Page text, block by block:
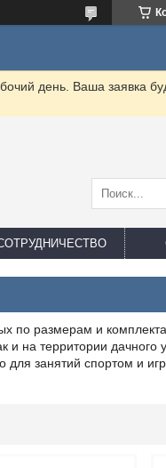
день. Ваша заявка
по размерам и
и на территории дачного
занятий спортом и игр